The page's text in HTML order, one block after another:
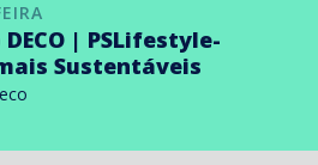
DECO | PSLifestyle-
Sustentáveis